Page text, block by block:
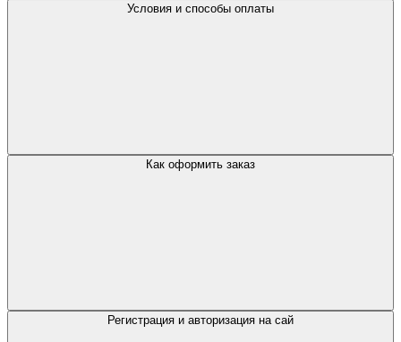
Условия и способы оплаты
Как оформить заказ
Регистрация и авторизация на сай